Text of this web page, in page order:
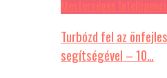
Turbózd fel az
segítségével – 10…